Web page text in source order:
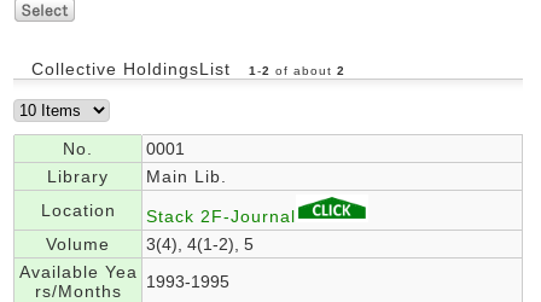
Collective HoldingsList 1 -2 of about 2
No.
0001
Library
Main Lib.
Location
Stack 2F-Journal
Volume
3(4), 4(1-2), 5
Available Yea
rs/Months
1993-1995